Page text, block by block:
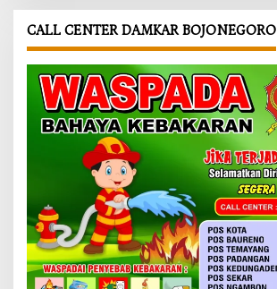
CALL CENTER DAMKAR BOJONEGORO